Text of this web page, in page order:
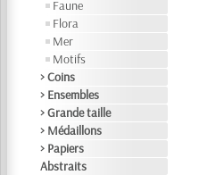
Faune
Flora
Mer
Motifs
> Coins
> Ensembles
> Grande taille
> Médaillons
> Papiers
Abstraits